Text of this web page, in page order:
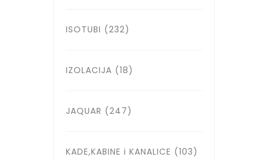
ISOTUBI (232)
IZOLACIJA (18)
JAQUAR (247)
KADE,KABINE i KANALICE (103)